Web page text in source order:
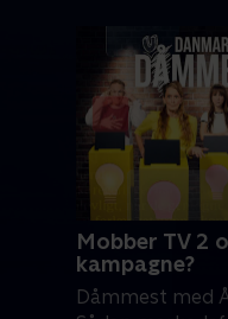
Mobber TV 2
kampagne?
Dåmmest med